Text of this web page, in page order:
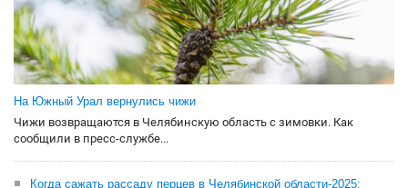
На Южный Урал вернулись чижи
Чижи возвращаются в Челябинскую область с зимовки. Как
сообщили в пресс-службе...
Когда сажать рассаду перцев в Челябинской области-2025: